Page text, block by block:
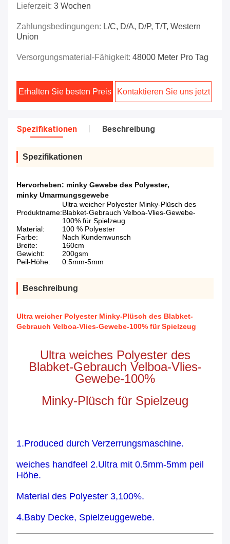
Lieferzeit: 3 Wochen
Zahlungsbedingungen: L/C, D/A, D/P, T/T, Western
Union
Versorgungsmaterial-Fähigkeit: 48000 Meter Pro Tag
Erhalten Sie besten Preis Kontaktieren Sie uns jetzt
Spezifikationen Beschreibung
Spezifikationen
Hervorheben: minky Gewebe des Polyester,
minky Umarmungsgewebe
Produktname:
Ultra weicher Polyester Minky-Plüsch des
Blabket-Gebrauch Velboa-Vlies-Gewebe-
100% für Spielzeug
Material:
100 % Polyester
Farbe:
Nach Kundenwunsch
Breite:
160cm
Gewicht:
200gsm
Peil-Höhe:
0.5mm-5mm
Beschreibung
Ultra weicher Polyester Minky-Plüsch des Blabket-
Gebrauch Velboa-Vlies-Gewebe-100% für Spielzeug
Ultra weiches Polyester des
Blabket-Gebrauch Velboa-Vlies-
Gewebe-100%
Minky-Plüsch für Spielzeug
1.Produced durch Verzerrungsmaschine.
weiches handfeel 2.Ultra mit 0.5mm-5mm peil
Höhe.
Material des Polyester 3,100%.
4.Baby Decke, Spielzeuggewebe.